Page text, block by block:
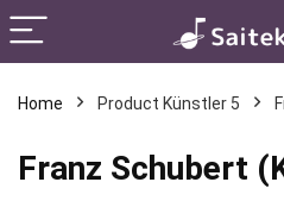
Home Product Künstler 5
Franz Schubert